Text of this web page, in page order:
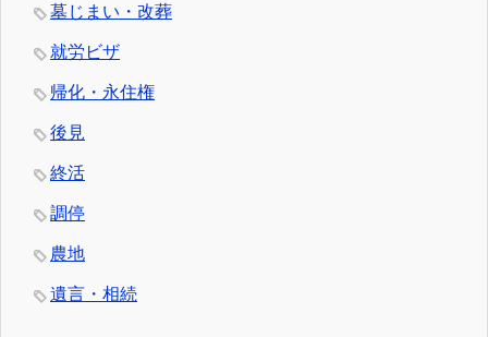
墓じまい・改葬
就労ビザ
帰化・永住権
後見
終活
調停
農地
遺言・相続